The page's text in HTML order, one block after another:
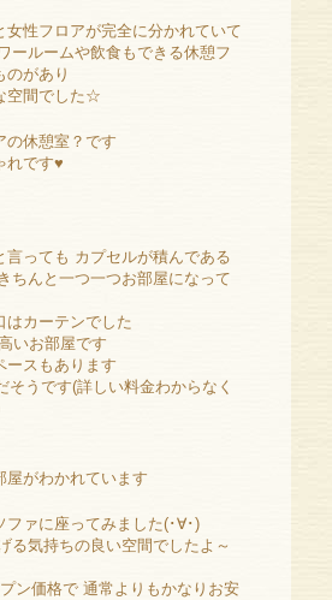
女性フロアが完全に分かれていて
ールームや飲食もできる休憩フ
のがあり
空間でした☆
の休憩室？です
れです♥
言っても カプセルが積んである
ちんと一つ一つお部屋になって
はカーテンでした
いお部屋です
ースもあります
そうです(詳しい料金わからなく
屋がわかれています
ファに座ってみました(･∀･)
る気持ちの良い空間でしたよ～
ン価格で 通常よりもかなりお安